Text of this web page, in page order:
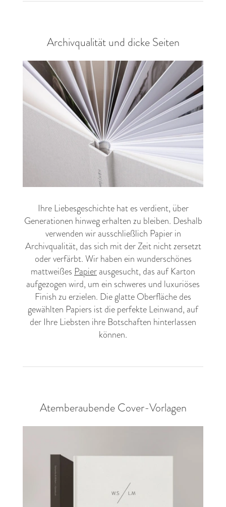
Archivqualität und dicke Seiten
Ihre Liebesgeschichte hat es verdient, über
Generationen hinweg erhalten zu bleiben. Deshalb
verwenden wir ausschließlich Papier in
Archivqualität, das sich mit der Zeit nicht zersetzt
oder verfärbt. Wir haben ein wunderschönes
mattweißesPapierausgesucht, das auf Karton
aufgezogen wird, um ein schweres und luxuriöses
Finish zu erzielen. Die glatte Oberfläche des
gewählten Papiers ist die perfekte Leinwand, auf
der Ihre Liebsten ihre Botschaften hinterlassen
können.
Atemberaubende Cover-Vorlagen